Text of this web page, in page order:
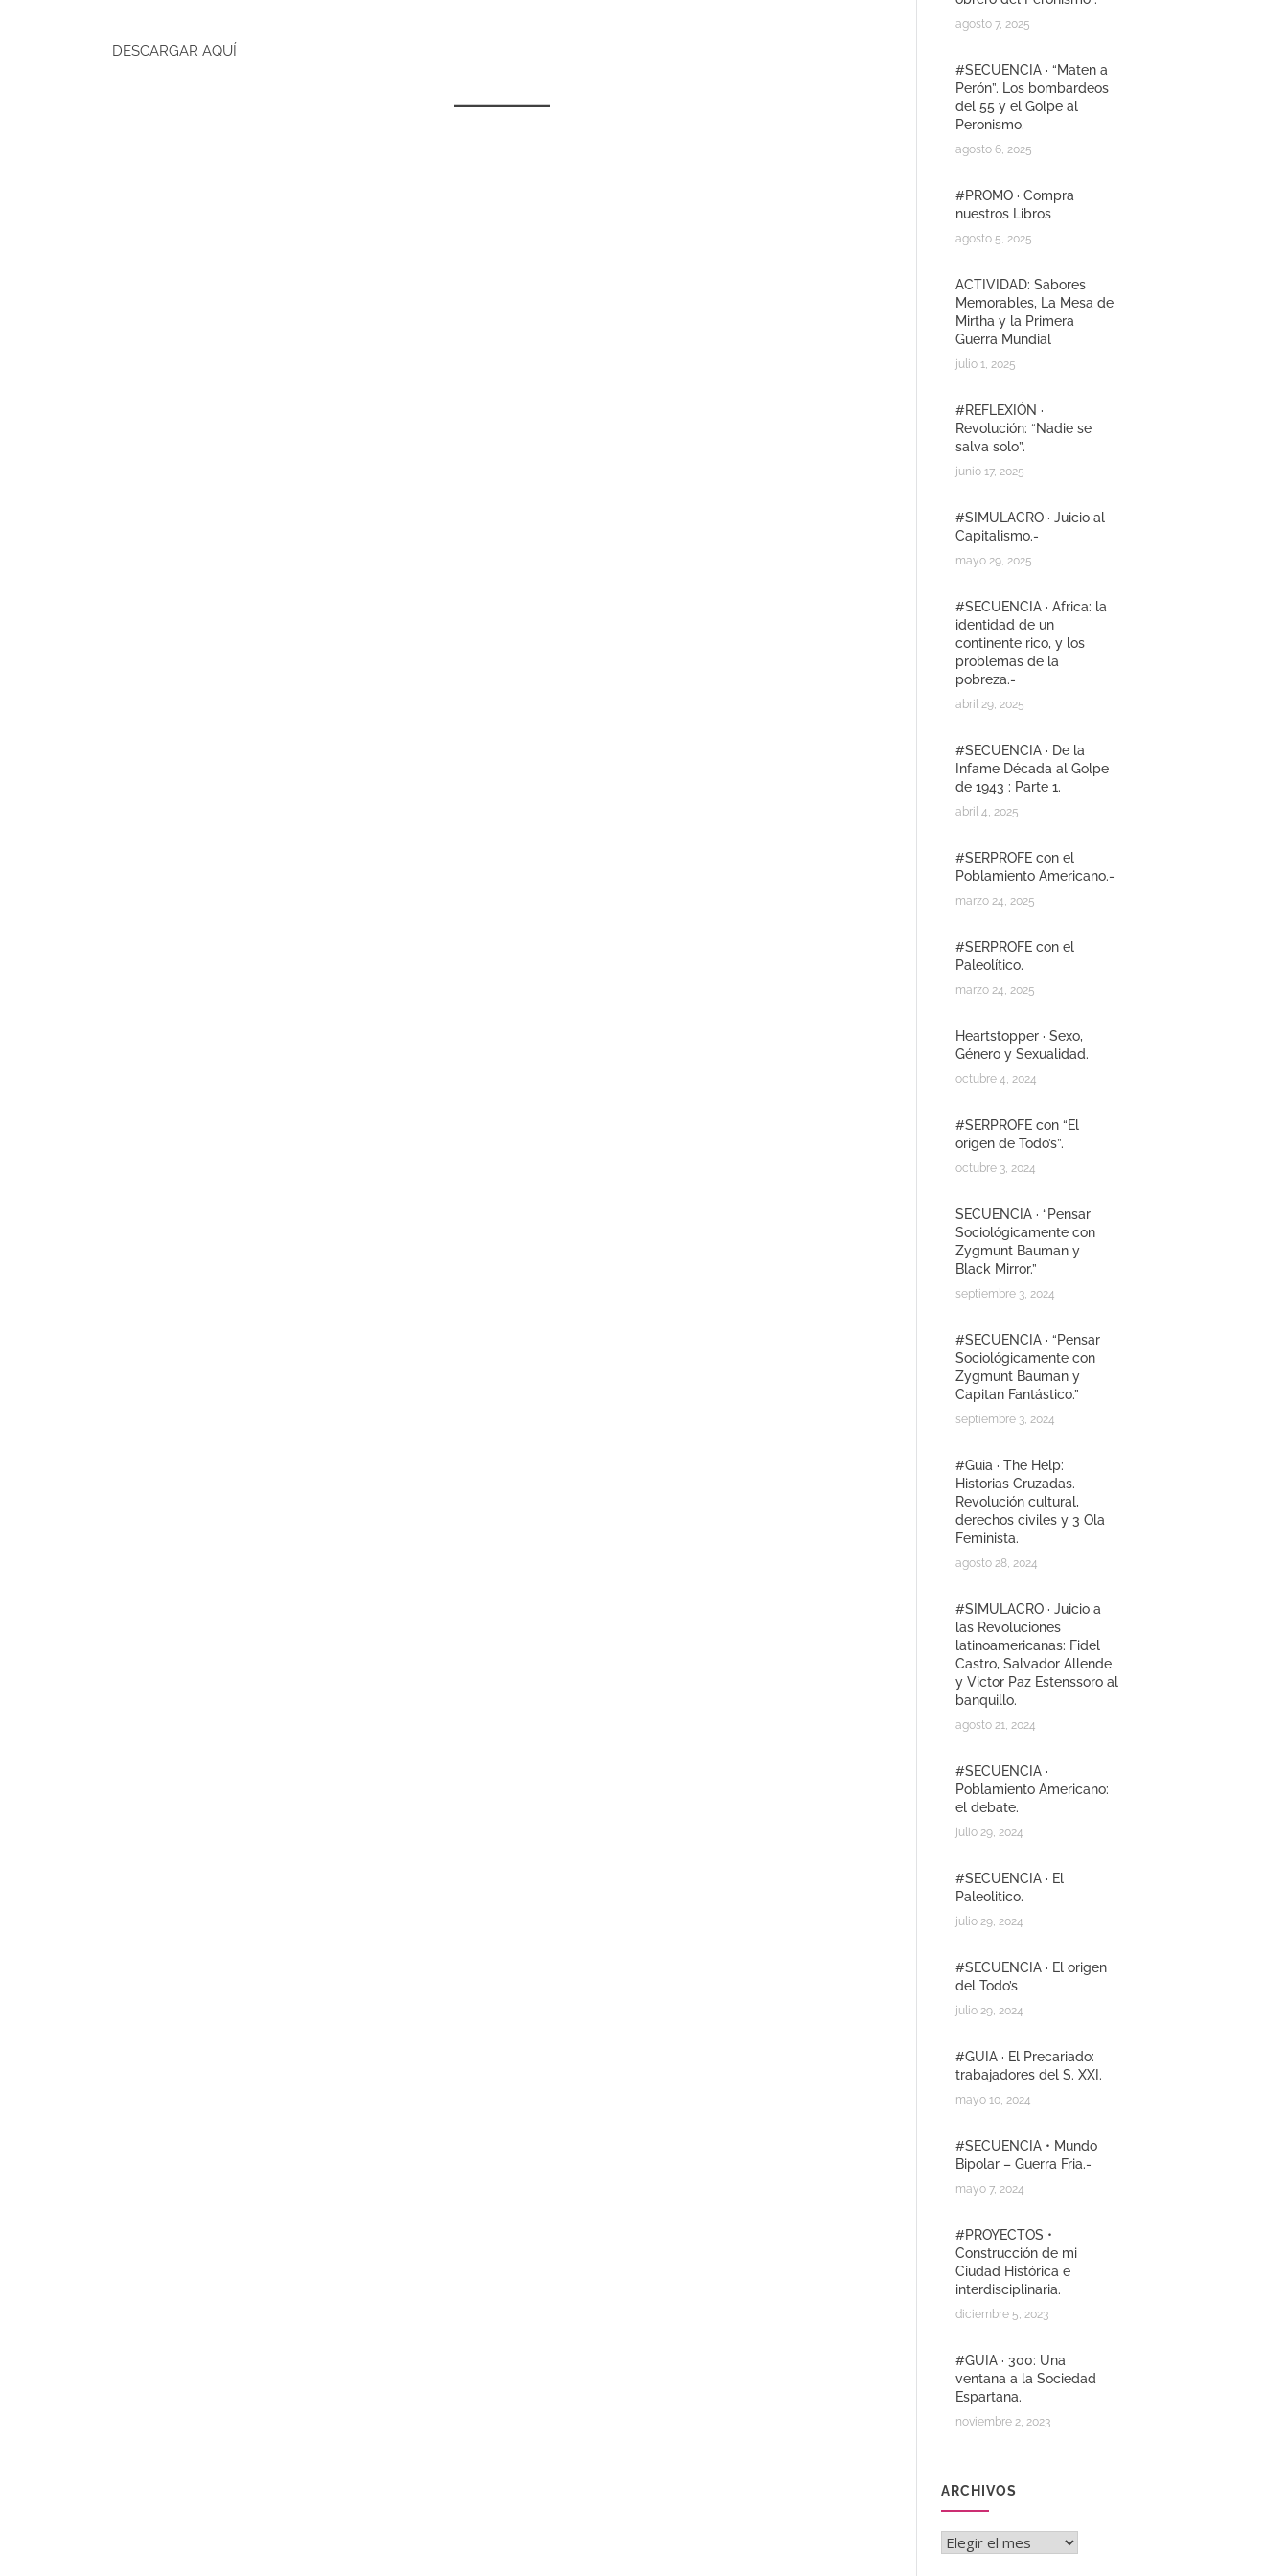
DESCARGAR AQUÍ
agosto 7, 2025
#SECUENCIA · “Maten a
Perón”. Los bombardeos
del 55 y el Golpe al
Peronismo.
agosto 6, 2025
#PROMO · Compra
nuestros Libros
agosto 5, 2025
ACTIVIDAD: Sabores
Memorables, La Mesa de
Mirtha y la Primera
Guerra Mundial
julio 1, 2025
#REFLEXIÓN ·
Revolución: “Nadie se
salva solo”.
junio 17, 2025
#SIMULACRO · Juicio al
Capitalismo.-
mayo 29, 2025
#SECUENCIA · Africa: la
identidad de un
continente rico, y los
problemas de la
pobreza.-
abril 29, 2025
#SECUENCIA · De la
Infame Década al Golpe
de 1943 : Parte 1.
abril 4, 2025
#SERPROFE con el
Poblamiento Americano.-
marzo 24, 2025
#SERPROFE con el
Paleolítico.
marzo 24, 2025
Heartstopper · Sexo,
Género y Sexualidad.
octubre 4, 2024
#SERPROFE con “El
origen de Todo’s”.
octubre 3, 2024
SECUENCIA · “Pensar
Sociológicamente con
Zygmunt Bauman y
Black Mirror.”
septiembre 3, 2024
#SECUENCIA · “Pensar
Sociológicamente con
Zygmunt Bauman y
Capitan Fantástico.”
septiembre 3, 2024
#Guia · The Help:
Historias Cruzadas.
Revolución cultural,
derechos civiles y 3 Ola
Feminista.
agosto 28, 2024
#SIMULACRO · Juicio a
las Revoluciones
latinoamericanas: Fidel
Castro, Salvador Allende
y Victor Paz Estenssoro al
banquillo.
agosto 21, 2024
#SECUENCIA ·
Poblamiento Americano:
el debate.
julio 29, 2024
#SECUENCIA · El
Paleolitico.
julio 29, 2024
#SECUENCIA · El origen
del Todo’s
julio 29, 2024
#GUIA · El Precariado:
trabajadores del S. XXI.
mayo 10, 2024
#SECUENCIA • Mundo
Bipolar – Guerra Fria.-
mayo 7, 2024
#PROYECTOS •
Construcción de mi
Ciudad Histórica e
interdisciplinaria.
diciembre 5, 2023
#GUIA · 300: Una
ventana a la Sociedad
Espartana.
noviembre 2, 2023
ARCHIVOS
Archivos